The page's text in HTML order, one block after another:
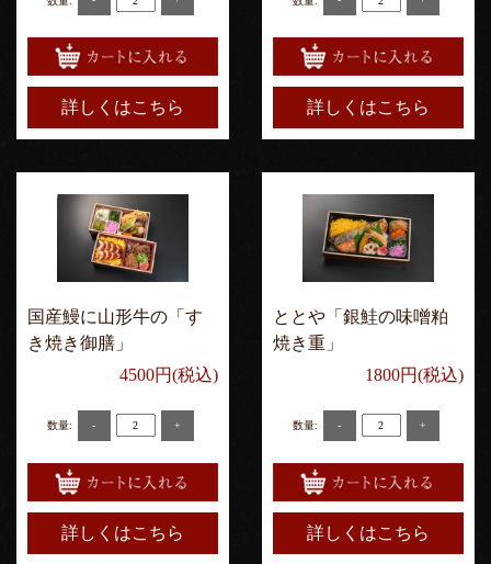
詳しくはこちら 詳しくはこちら
国産鰻に山形牛の「す
き焼き御膳」
4500円(税込)
数量: - +
詳しくはこちら
ととや「銀鮭の味噌粕
焼き重」
1800円(税込)
数量: - +
詳しくはこちら